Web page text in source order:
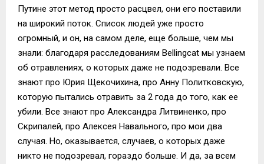
Путине этот метод просто расцвел, они его поставили
на широкий поток. Список людей уже просто
огромный, и он, на самом деле, еще больше, чем мы
знали: благодаря расследованиям Bellingcat мы узнаем
об отравлениях, о которых даже не подозревали. Все
знают про Юрия Щекочихина, про Анну Политковскую,
которую пытались отравить за 2 года до того, как ее
убили. Все знают про Александра Литвиненко, про
Скрипалей, про Алексея Навального, про мои два
случая. Но, оказывается, случаев, о которых даже
никто не подозревал, гораздо больше. И да, за всем